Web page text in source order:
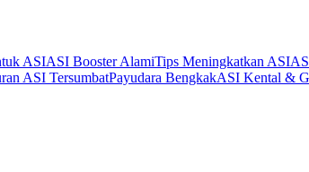
ASIASI Booster AlamiTips Meningkatkan ASI
ASI TersumbatPayudara BengkakASI Kental &